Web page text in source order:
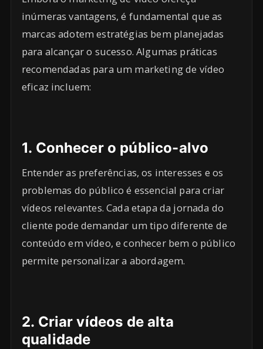
inúmeras vantagens, é fundamental que as
marcas adotem estratégias bem planejadas
para alcançar o sucesso. Algumas práticas
recomendadas para um marketing de vídeo
eficaz incluem:
1. Conhecer o público-alvo
Entender as preferências, os interesses e os
problemas do público é essencial para criar
vídeos relevantes. Cada etapa da jornada do
cliente pode demandar um tipo diferente de
conteúdo em vídeo, e conhecer bem o público
permite personalizar a abordagem.
2. Criar vídeos de alta
qualidade